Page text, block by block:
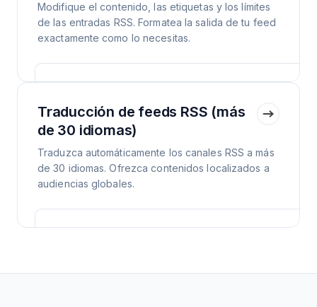
Modifique el contenido, las etiquetas y los límites
de las entradas RSS. Formatea la salida de tu feed
exactamente como lo necesitas.
Traducción de feeds RSS (más
de 30 idiomas)
Traduzca automáticamente los canales RSS a más
de 30 idiomas. Ofrezca contenidos localizados a
audiencias globales.